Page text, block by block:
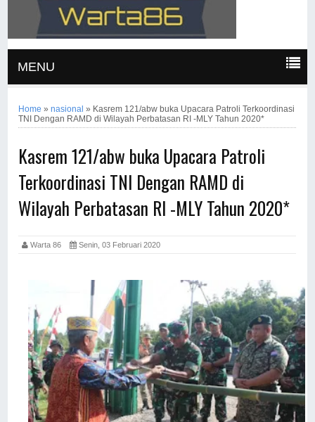
MENU
Home »nasional » Kasrem 121/abw buka Upacara Patroli Terkoordinasi
TNI Dengan RAMD di Wilayah Perbatasan RI -MLY Tahun 2020*
Kasrem 121/abw buka Upacara Patroli
Terkoordinasi TNI Dengan RAMD di
Wilayah Perbatasan RI -MLY Tahun 2020*
Warta 86 Senin, 03 Februari 2020